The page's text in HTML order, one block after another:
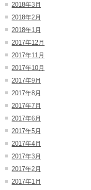
2018年3月
2018年2月
2018年1月
2017年12月
2017年11月
2017年10月
2017年9月
2017年8月
2017年7月
2017年6月
2017年5月
2017年4月
2017年3月
2017年2月
2017年1月